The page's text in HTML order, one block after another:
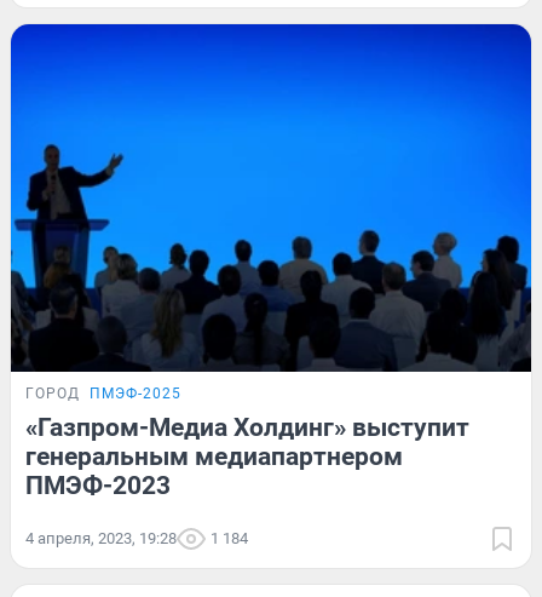
ГОРОД ПМЭФ-2025
«Газпром-Медиа Холдинг» выступит
генеральным медиапартнером
ПМЭФ-2023
4 апреля, 2023, 19:28 1 184